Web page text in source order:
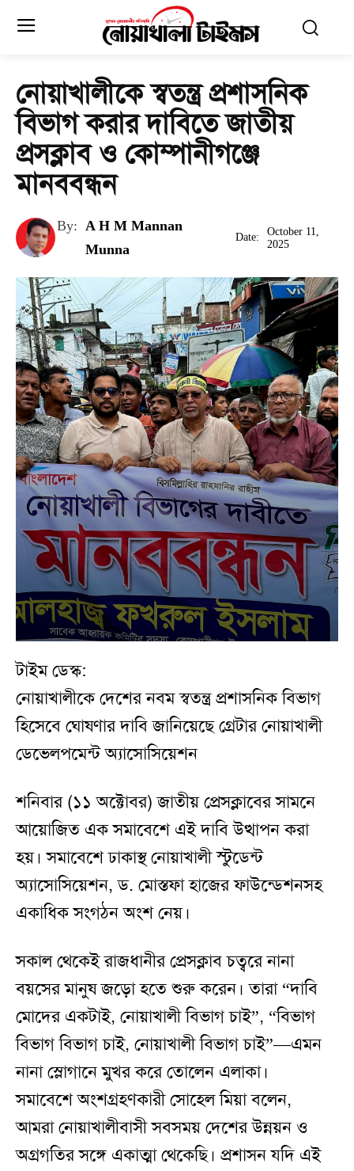
নোয়াখালীকে স্বতন্ত্র প্রশাসনিক
বিভাগ করার দাবিতে জাতীয়
প্রসক্লাব ও কোম্পানীগঞ্জে
মানববন্ধন
By: A H M Mannan
Munna
Date:
October 11,
2025
টাইম ডেস্ক:
নোয়াখালীকে দেশের নবম স্বতন্ত্র প্রশাসনিক বিভাগ
হিসেবে ঘোষণার দাবি জানিয়েছে গ্রেটার নোয়াখালী
ডেভেলপমেন্ট অ্যাসোসিয়েশন
শনিবার (১১ অক্টোবর) জাতীয় প্রেসক্লাবের সামনে
আয়োজিত এক সমাবেশে এই দাবি উত্থাপন করা
হয়। সমাবেশে ঢাকাস্থ নোয়াখালী স্টুডেন্ট
অ্যাসোসিয়েশন, ড. মোস্তফা হাজের ফাউন্ডেশনসহ
একাধিক সংগঠন অংশ নেয়।
সকাল থেকেই রাজধানীর প্রেসক্লাব চত্বরে নানা
বয়সের মানুষ জড়ো হতে শুরু করেন। তারা “দাবি
মোদের একটাই, নোয়াখালী বিভাগ চাই”, “বিভাগ
বিভাগ বিভাগ চাই, নোয়াখালী বিভাগ চাই”—এমন
নানা স্লোগানে মুখর করে তোলেন এলাকা।
সমাবেশে অংশগ্রহণকারী সোহেল মিয়া বলেন,
আমরা নোয়াখালীবাসী সবসময় দেশের উন্নয়ন ও
অগ্রগতির সঙ্গে একাত্মা থেকেছি। প্রশাসন যদি এই